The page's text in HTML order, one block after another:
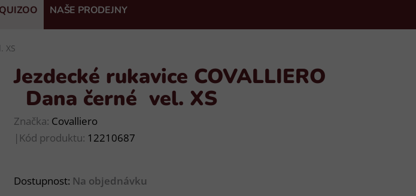
NAŠE PRODEJNY
XS
Jezdecké rukavice COVALLIERO
Dana černé vel. XS
Značka: Covalliero
| Kód produktu: 12210687
Dostupnost: Na objednávku